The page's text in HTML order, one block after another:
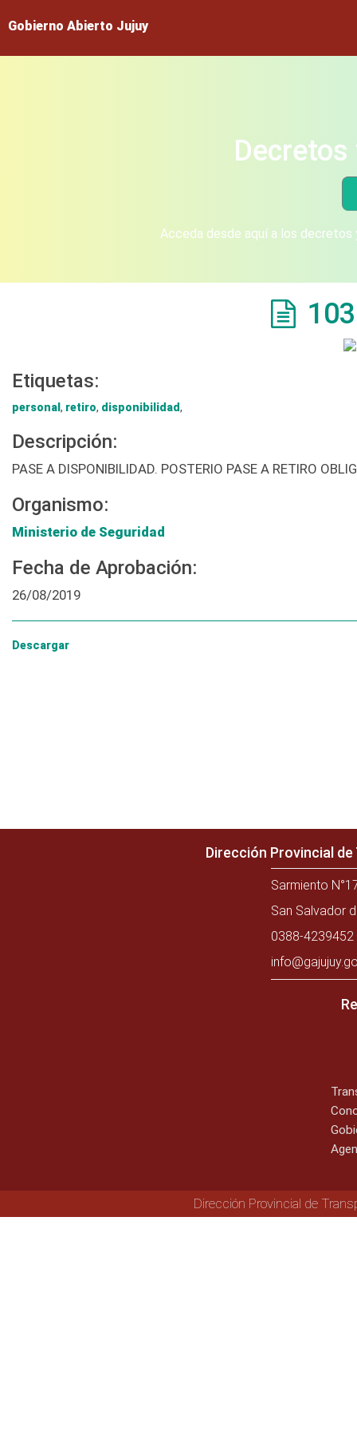
Gobierno Abierto Jujuy
Acceda desde aquí a los
Etiquetas:
personal , retiro, disponibilidad,
Descripción:
PASE A DISPONIBILIDAD. POSTERIO PASE A RETIRO
Organismo:
Ministerio de Seguridad
Fecha de Aprobación:
26/08/2019
Descargar
Dirección Provincial
Sarmiento
San Salvador
0388-
Dirección Provincial de